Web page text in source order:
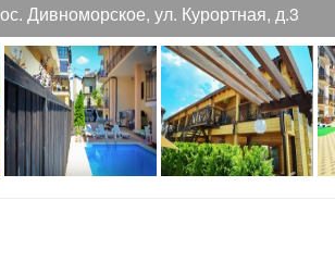
Дивноморское, ул. Курортная, д.3